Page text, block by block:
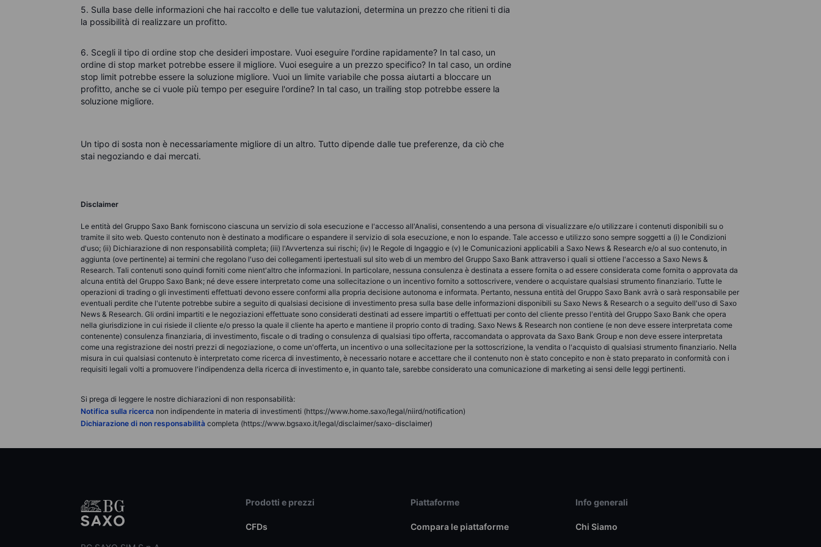
5. Sulla base delle informazioni che hai raccolto e delle tue valutazioni, determina un prezzo che ritieni ti dia
la possibilità di realizzare un profitto.
6. Scegli il tipo di ordine stop che desideri impostare. Vuoi eseguire l'ordine rapidamente? In tal caso, un
ordine di stop market potrebbe essere il migliore. Vuoi eseguire a un prezzo specifico? In tal caso, un ordine
stop limit potrebbe essere la soluzione migliore. Vuoi un limite variabile che possa aiutarti a bloccare un
profitto, anche se ci vuole più tempo per eseguire l'ordine? In tal caso, un trailing stop potrebbe essere la
soluzione migliore.
Un tipo di sosta non è necessariamente migliore di un altro. Tutto dipende dalle tue preferenze, da ciò che
stai negoziando e dai mercati.
Disclaimer
Le entità del Gruppo Saxo Bank forniscono ciascuna un servizio di sola esecuzione e l'accesso all'Analisi, consentendo a una persona di visualizzare e/o utilizzare i contenuti disponibili su o
tramite il sito web. Questo contenuto non è destinato a modificare o espandere il servizio di sola esecuzione, e non lo espande. Tale accesso e utilizzo sono sempre soggetti a (i) le Condizioni
d'uso; (ii) Dichiarazione di non responsabilità completa; (iii) l'Avvertenza sui rischi; (iv) le Regole di Ingaggio e (v) le Comunicazioni applicabili a Saxo News & Research e/o al suo contenuto, in
aggiunta (ove pertinente) ai termini che regolano l'uso dei collegamenti ipertestuali sul sito web di un membro del Gruppo Saxo Bank attraverso i quali si ottiene l'accesso a Saxo News &
Research. Tali contenuti sono quindi forniti come nient'altro che informazioni. In particolare, nessuna consulenza è destinata a essere fornita o ad essere considerata come fornita o approvata da
alcuna entità del Gruppo Saxo Bank; né deve essere interpretato come una sollecitazione o un incentivo fornito a sottoscrivere, vendere o acquistare qualsiasi strumento finanziario. Tutte le
operazioni di trading o gli investimenti effettuati devono essere conformi alla propria decisione autonoma e informata. Pertanto, nessuna entità del Gruppo Saxo Bank avrà o sarà responsabile per
eventuali perdite che l'utente potrebbe subire a seguito di qualsiasi decisione di investimento presa sulla base delle informazioni disponibili su Saxo News & Research o a seguito dell'uso di Saxo
News & Research. Gli ordini impartiti e le negoziazioni effettuate sono considerati destinati ad essere impartiti o effettuati per conto del cliente presso l'entità del Gruppo Saxo Bank che opera
nella giurisdizione in cui risiede il cliente e/o presso la quale il cliente ha aperto e mantiene il proprio conto di trading. Saxo News & Research non contiene (e non deve essere interpretata come
contenente) consulenza finanziaria, di investimento, fiscale o di trading o consulenza di qualsiasi tipo offerta, raccomandata o approvata da Saxo Bank Group e non deve essere interpretata
come una registrazione dei nostri prezzi di negoziazione, o come un'offerta, un incentivo o una sollecitazione per la sottoscrizione, la vendita o l'acquisto di qualsiasi strumento finanziario. Nella
misura in cui qualsiasi contenuto è interpretato come ricerca di investimento, è necessario notare e accettare che il contenuto non è stato concepito e non è stato preparato in conformità con i
requisiti legali volti a promuovere l'indipendenza della ricerca di investimento e, in quanto tale, sarebbe considerato una comunicazione di marketing ai sensi delle leggi pertinenti.
Si prega di leggere le nostre dichiarazioni di non responsabilità:
Notifica sulla ricerca non indipendente in materia di investimenti (https://www.home.saxo/legal/niird/notification)
Dichiarazione di non responsabilità completa (https://www.bgsaxo.it/legal/disclaimer/saxo-disclaimer)
Prodotti e prezzi
CFDs
Piattaforme
Compara le piattaforme
Info generali
Chi Siamo